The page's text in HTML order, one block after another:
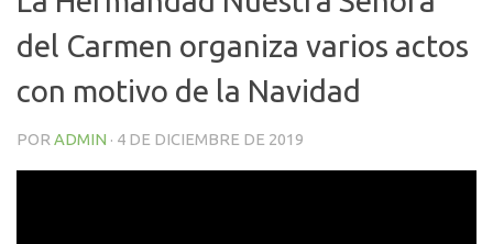
del Carmen organiza varios actos
con motivo de la Navidad
POR ADMIN · 4 DE DICIEMBRE DE 2019